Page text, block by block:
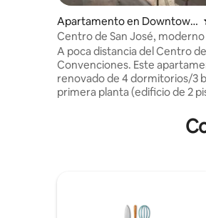
Apartamento en Downtown
San Jose
Centro de San José, moderno
aparcamiento gratuito
A poca distancia del Centro de
Convenciones. Este
renovado de 4 dormitorios/3
primera planta (edificio de 2
centro de la ciudad tiene
restaurantes y tiendas. Wifi
de cocina, chimenea eléctrica,